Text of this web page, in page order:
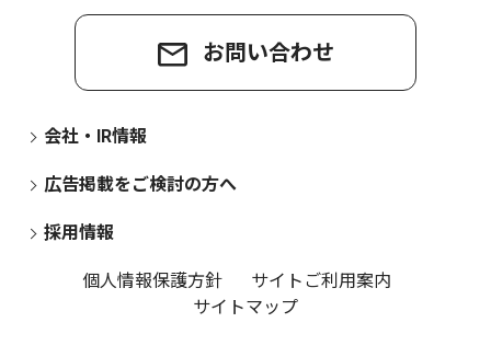
お問い合わせ
会社・IR情報
広告掲載をご検討の方へ
採用情報
個人情報保護方針
サイトご利用案内
サイトマップ